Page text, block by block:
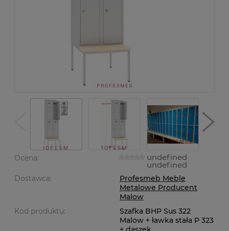
Ocena: undefined
undefined
Dostawca:
Profesmeb Meble
Metalowe Producent
Malow
Kod produktu:
Szafka BHP Sus 322
Malow + ławka stała P 323